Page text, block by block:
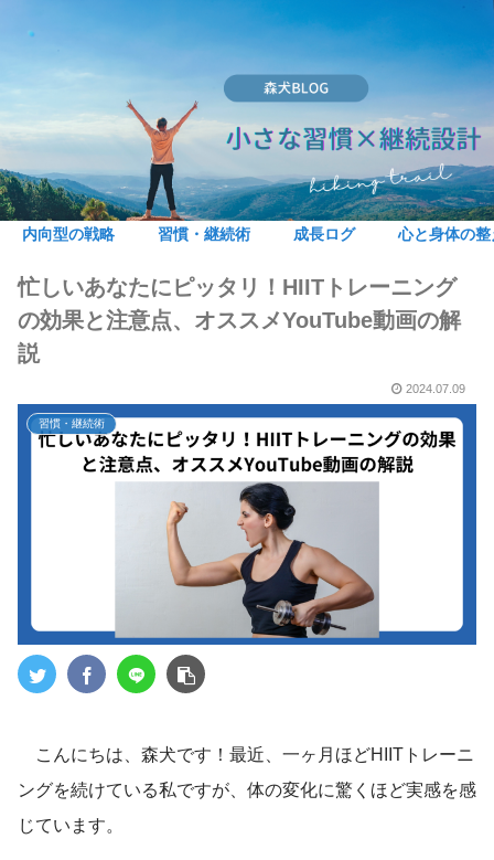
内向型の戦略 習慣・継続術 成長ログ 心と身体の
忙しいあなたにピッタリ！HIITトレーニング
の効果と注意点、オススメYouTube動画の解
説
2024.07.09
習慣・継続術
こんにちは、森犬です！最近、一ヶ月ほどHIITトレーニ
ングを続けている私ですが、体の変化に驚くほど実感を感
じています。